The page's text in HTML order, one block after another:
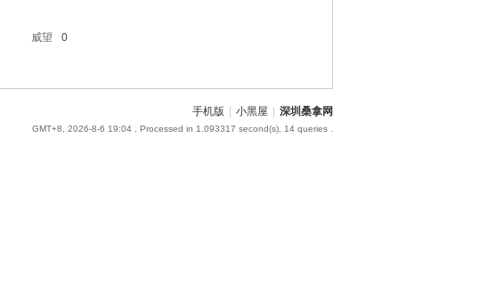
威望
0
手机版 小黑屋 深圳桑拿网
GMT+8, 2026-8-6 19:04 , Processed in 1.093317 second(s), 14 queries .